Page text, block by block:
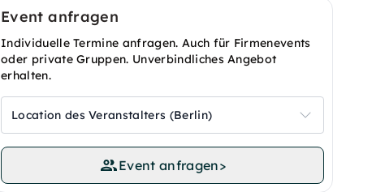
Event anfragen
Individuelle Termine anfragen. Auch für Firmenevents
oder private Gruppen. Unverbindliches Angebot
erhalten.
Location des Veranstalters (Berlin)
Event anfragen>